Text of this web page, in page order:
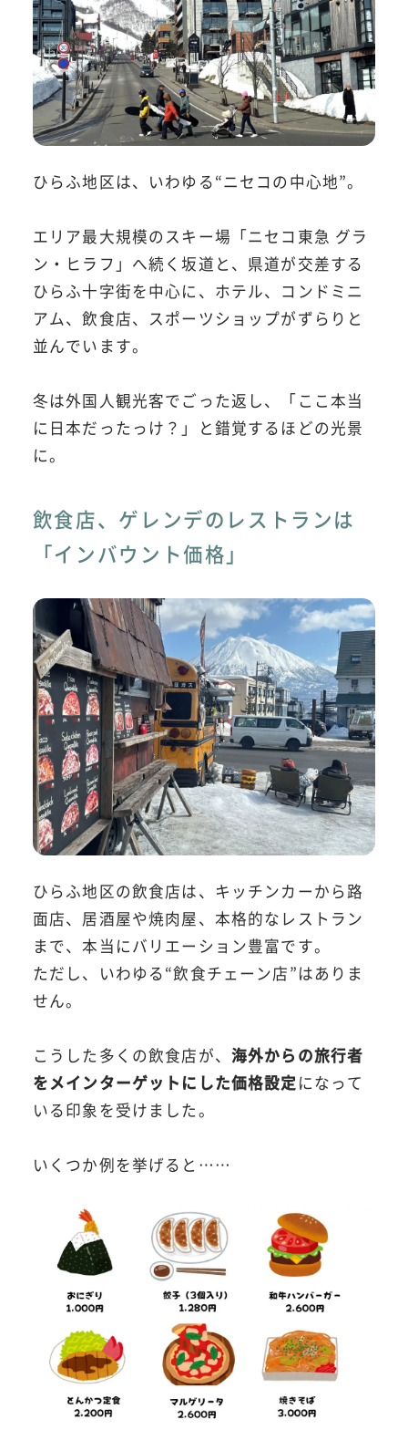
ひらふ地区は、いわゆる“ニセコの中心地”。
エリア最大規模のスキー場「ニセコ東急 グラ
ン・ヒラフ」へ続く坂道と、県道が交差する
ひらふ十字街を中心に、ホテル、コンドミニ
アム、飲食店、スポーツショップがずらりと
並んでいます。
冬は外国人観光客でごった返し、「ここ本当
に日本だったっけ？」と錯覚するほどの光景
に。
飲食店、ゲレンデのレストランは
「インバウント価格」
ひらふ地区の飲食店は、キッチンカーから路
面店、居酒屋や焼肉屋、本格的なレストラン
まで、本当にバリエーション豊富です。
ただし、いわゆる“飲食チェーン店”はありま
せん。
こうした多くの飲食店が、 海外からの旅行者
をメインターゲットにした価格設定になって
いる印象を受けました。
いくつか例を挙げると……